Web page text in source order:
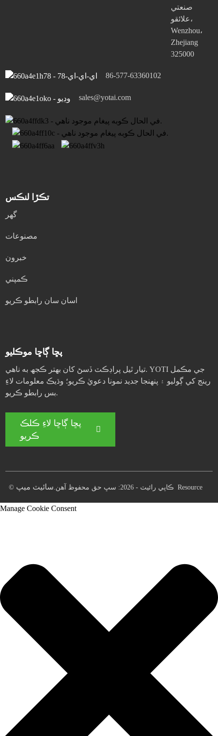
صنعتي
علائقو،
Wenzhou،
Zhejiang
325000
86-577-63360102
sales@yotai.com
تڪڙا لنڪس
گھر
مصنوعات
خبرون
ڪمپني
اسان سان رابطو ڪريو
پڇا ڳاڇا موڪليو
تيار ٿيل پراڊڪٽ ڏسڻ کان بهتر ڪجھ به ناهي. YOTI جي مڪمل
رينج کي ڳوليو ۽ پنهنجا جديد نمونا دعويٰ ڪريو؛ وڌيڪ معلومات لاءِ
بس رابطو ڪريو.
پڇا ڳاڇا لاءِ ڪلڪ
ڪريو
© ڪاپي رائيٽ - 2026: سڀ حق محفوظ آهن. سائيٽ ميپ Resource
Manage Cookie Consent